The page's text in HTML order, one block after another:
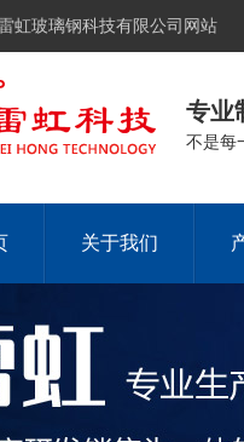
虹玻璃钢科技有限公司网站
专业
不是每
关于我们